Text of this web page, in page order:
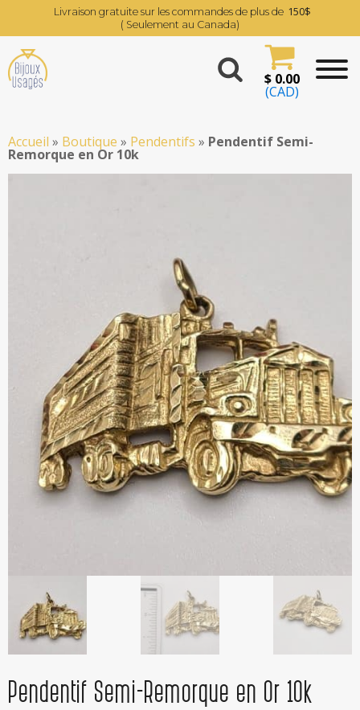
Livraison gratuite sur les commandes de plus de 150$
( Seulement au Canada)
$0.00
(CAD)
Accueil » Boutique » Pendentifs » Pendentif Semi-
Remorque en Or 10k
Pendentif Semi-Remorque en Or 10k